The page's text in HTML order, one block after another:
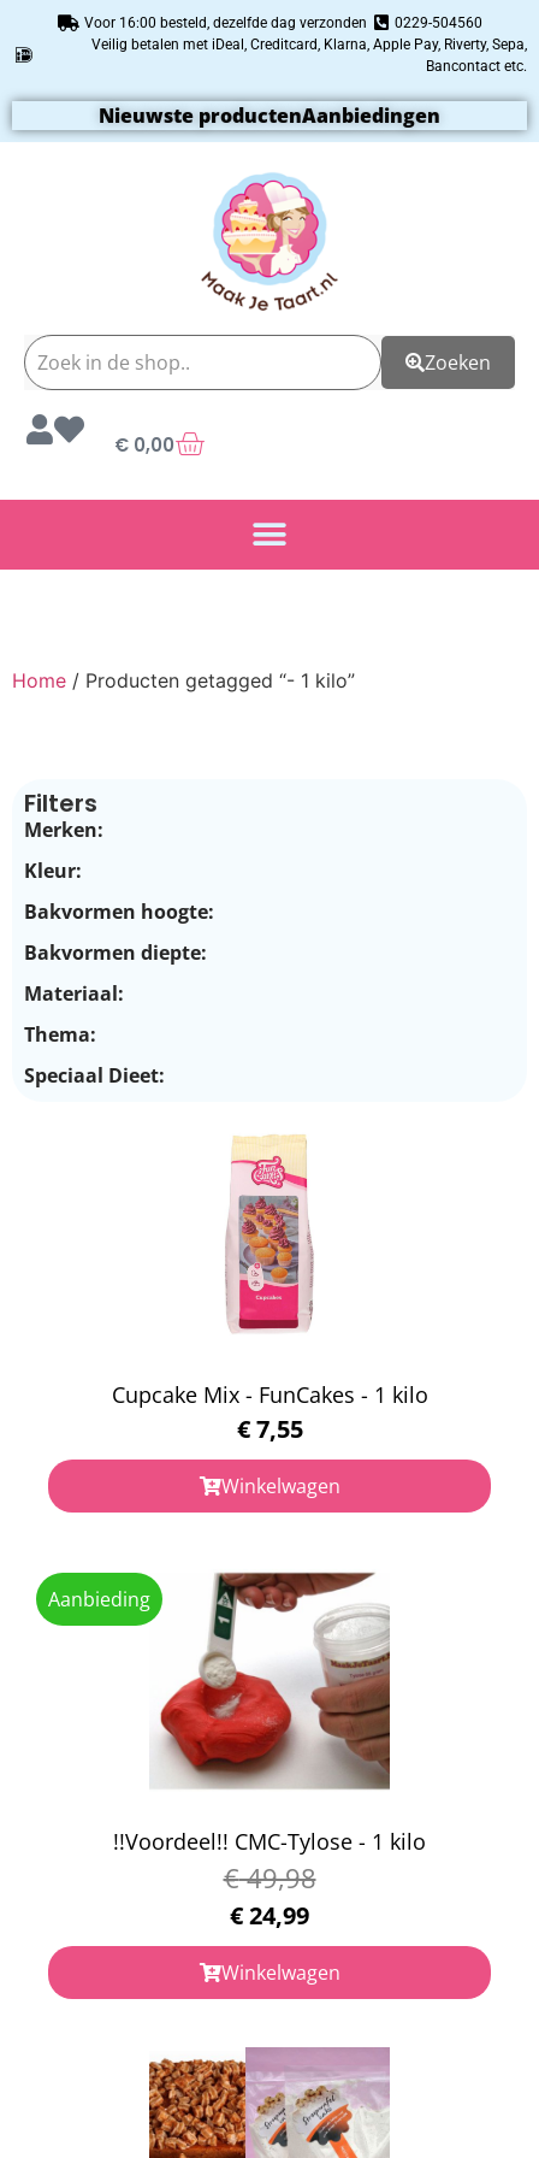
Voor 16:00 besteld, dezelfde dag verzonden
0229-504560
Veilig betalen met iDeal, Creditcard, Klarna, Apple Pay, Riverty, Sepa,
Bancontact etc.
Nieuwste productenAanbiedingen
Zoeken
€ 0,00
Home / Producten getagged “- 1 kilo”
Filters
Merken:
Kleur:
Bakvormen hoogte:
Bakvormen diepte:
Materiaal:
Thema:
Speciaal Dieet:
Cupcake Mix - FunCakes - 1 kilo
€7,55
Winkelwagen
Aanbieding
!!Voordeel!! CMC-Tylose - 1 kilo
€49,98
€24,99
Winkelwagen